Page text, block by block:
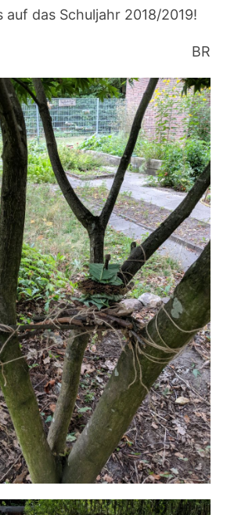
auf das Schuljahr 2018/2019!
BR